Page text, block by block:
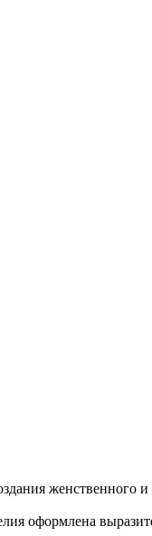
женственного
оформлена